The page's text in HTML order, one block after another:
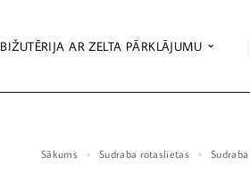
BIŽUTĒRIJA AR ZELTA PĀRKLĀJUMU
Sākums Sudraba rotaslietas